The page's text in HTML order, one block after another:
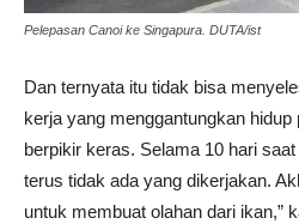
Pelepasan Canoi ke Singapura. DUTA/ist
Dan ternyata itu tidak bisa
kerja yang menggantungkan hidup
berpikir keras. Selama 10 hari
terus tidak ada yang dikerjakan.
untuk membuat olahan dari ikan,”